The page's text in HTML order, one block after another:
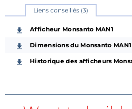
Liens conseillés (3)
Afficheur Monsanto MAN1
Dimensions du Monsanto MAN1
Historique des afficheurs